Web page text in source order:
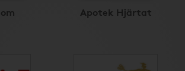
Apotek Hjärtat